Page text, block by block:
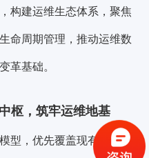
构建运维生态体系，聚焦
命周期管理，推动运维数
革基础。
枢，筑牢运维地基
型，优先覆盖现有操作系